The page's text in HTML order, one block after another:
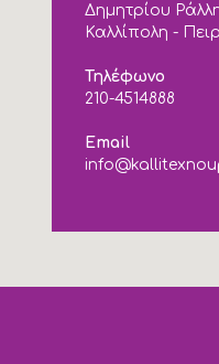
Δημητρίου
Καλλίπολη -
Τηλέφωνο
210-4514888
Email